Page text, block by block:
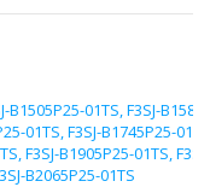
B1505P25-01TS, F3SJ-
01TS, F3SJ-B1745P25-
F3SJ-B1905P25-01TS, F3SJ-
B2065P25-01TS